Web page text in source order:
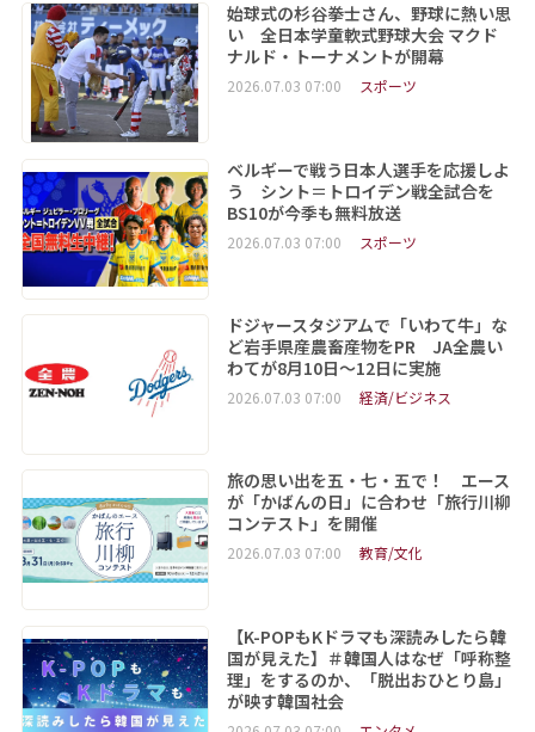
始球式の杉谷拳士さん、野球に熱い思
い 全日本学童軟式野球大会 マクド
ナルド・トーナメントが開幕
2026.07.03 07:00 スポーツ
ベルギーで戦う日本人選手を応援しよ
う シント＝トロイデン戦全試合を
BS10が今季も無料放送
2026.07.03 07:00 スポーツ
ドジャースタジアムで「いわて牛」な
ど岩手県産農畜産物をPR JA全農い
わてが8月10日～12日に実施
2026.07.03 07:00 経済/ビジネス
旅の思い出を五・七・五で！ エース
が「かばんの日」に合わせ「旅行川柳
コンテスト」を開催
2026.07.03 07:00 教育/文化
【K-POPもKドラマも深読みしたら韓
国が見えた】＃韓国人はなぜ「呼称整
理」をするのか、「脱出おひとり島」
が映す韓国社会